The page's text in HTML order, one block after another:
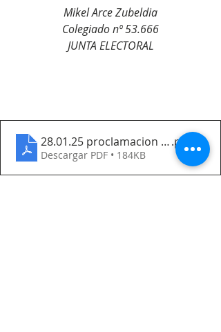
Mikel Arce Zubeldia
Colegiado nº 53.666
JUNTA ELECTORAL
28.01.25 proclamacion provisional-
.pdf
Descargar PDF • 184KB